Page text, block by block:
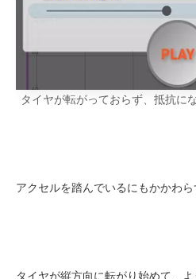
タイヤが転がっておらず、 抵抗に
アクセルを踏んでいるにもかかわら
タイヤが縦方向に転がり始めて、